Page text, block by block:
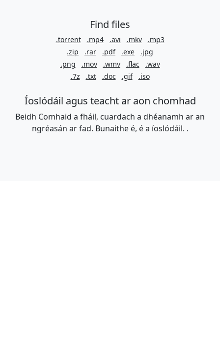
Find files
.torrent .mp4 .avi .mkv
.mp3
.zip
.rar .pdf .exe
.jpg
.png
.mov .wmv .flac
.wav
.7z
.txt .doc .gif .iso
Íoslódáil agus teacht ar aon chomhad
Beidh Comhaid a fháil, cuardach a dhéanamh ar an
ngréasán ar fad. Bunaithe é, é a íoslódáil. .